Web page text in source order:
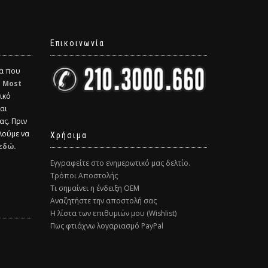
που
Most
Πριν
να
Επικοινωνία
Χρήσιμα
Εγγραφείτε στο ενημερωτικό μας δελτίο.
Τρόποι Αποστολής
Τι σημαίνει η ένδειξη ΟΕΜ
Αναζητήστε την αποστολή σας
Η λίστα των επιθυμιών μου (Wishlist)
Πως φτιάχνω λογαριασμό PayPal